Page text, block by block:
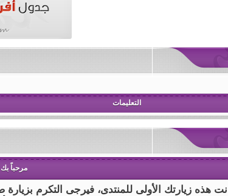
التعليمات
مرحباً
هذه زيارتك الأولى للمنتدى، فيرجى التكرم بزيارة